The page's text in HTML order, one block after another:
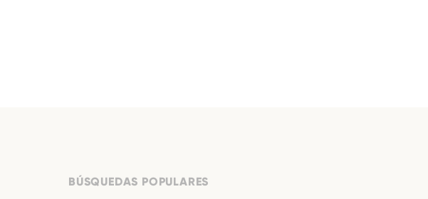
BÚSQUEDAS POPULARES